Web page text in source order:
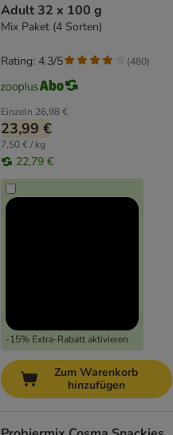
Adult 32 x 100 g
Mix Paket (4 Sorten)
Einzeln 26,98 €
23,99 €
7,50 € / kg
22,79 €
-15% Extra-Rabatt aktivieren
Rating: 4.3/5 (480)
Zum Warenkorb
hinzufügen